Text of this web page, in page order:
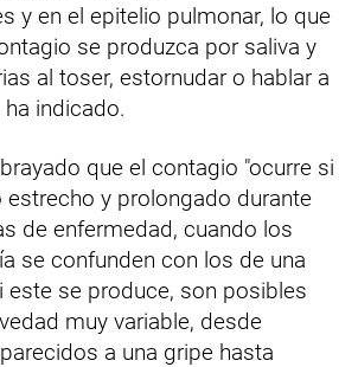
y en el epitelio pulmonar, lo que
se produzca por saliva y
al toser, estornudar o hablar a
indicado.
que el contagio "ocurre si
estrecho y prolongado durante
de enfermedad, cuando los
se confunden con los de una
este se produce, son posibles
muy variable, desde
a una gripe hasta